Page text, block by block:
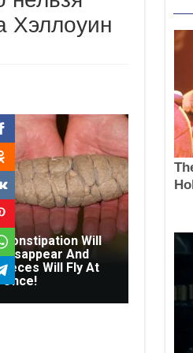
Хэллоуин
Constipation Will
Disappear And
Feces Will Fly At
Once!